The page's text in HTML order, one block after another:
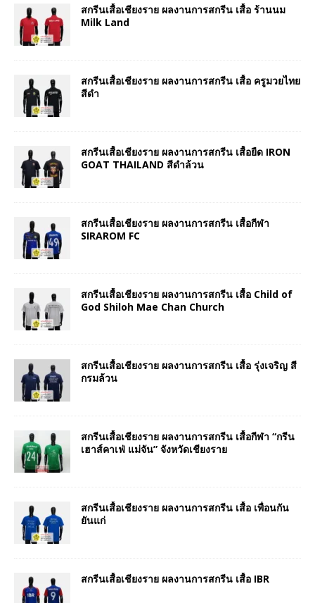
สกรีนเสื้อเชียงราย ผลงานการสกรีน เสื้อ ร้านนม
Milk Land
สกรีนเสื้อเชียงราย ผลงานการสกรีน เสื้อ ครูมวยไทย
สีดำ
สกรีนเสื้อเชียงราย ผลงานการสกรีน เสื้อยืด IRON
GOAT THAILAND สีดำล้วน
สกรีนเสื้อเชียงราย ผลงานการสกรีน เสื้อกีฬา
SIRAROM FC
สกรีนเสื้อเชียงราย ผลงานการสกรีน เสื้อ Child of
God Shiloh Mae Chan Church
สกรีนเสื้อเชียงราย ผลงานการสกรีน เสื้อ รุ่งเจริญ สี
กรมล้วน
สกรีนเสื้อเชียงราย ผลงานการสกรีน เสื้อกีฬา “กรีน
เฮาส์คาเฟ่ แม่จัน” จังหวัดเชียงราย
สกรีนเสื้อเชียงราย ผลงานการสกรีน เสื้อ เพื่อนกัน
ยันแก่
สกรีนเสื้อเชียงราย ผลงานการสกรีน เสื้อ IBR